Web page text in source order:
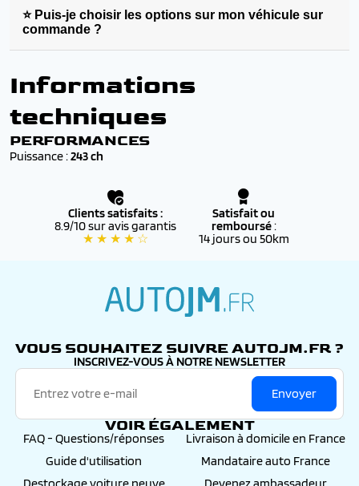
⭐ Puis-je choisir les options sur mon véhicule sur
commande ?
Informations
techniques
PERFORMANCES
Puissance :243 ch
Clients satisfaits :
8.9/10 sur avis garantis
★ ★ ★ ★ ☆
Satisfait ou
remboursé:
14 jours ou 50km
VOUS SOUHAITEZ SUIVRE AUTOJM.FR ?
INSCRIVEZ-VOUS À NOTRE NEWSLETTER
Envoyer
VOIR ÉGALEMENT
FAQ - Questions/réponses
Livraison à domicile en France
Guide d'utilisation
Mandataire auto France